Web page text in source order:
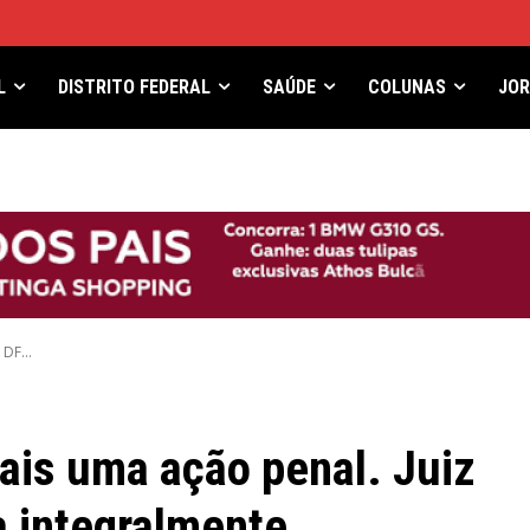
DISTRITO FEDERAL SAÚDE COLUNAS
uma ação penal. Juiz